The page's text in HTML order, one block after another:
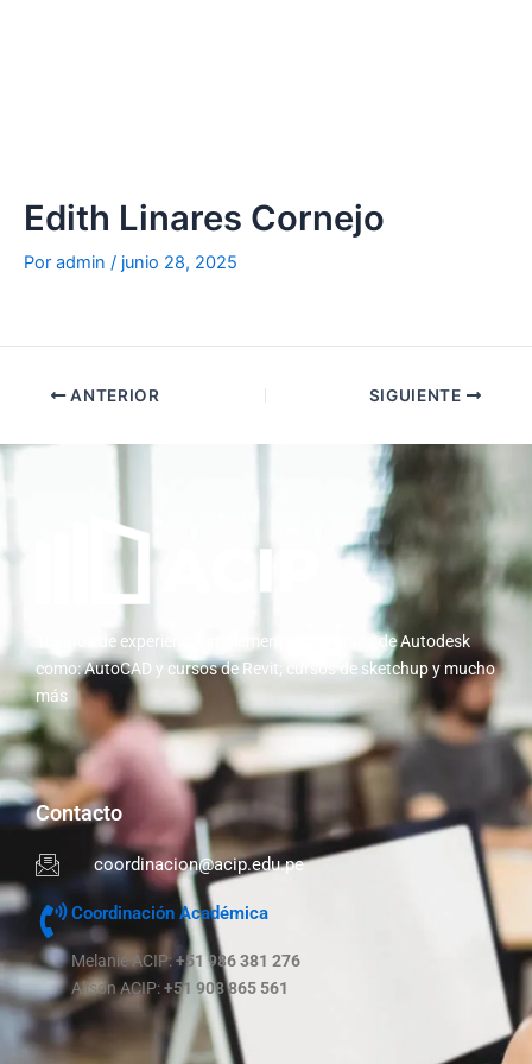
Edith Linares Cornejo
Por admin / junio 28, 2025
ANTERIOR SIGUIENTE
10 años de experiencia implementando cursos de Autodesk
como: AutoCAD y cursos de Revit; cursos de sketchup y mucho
más
Contacto
coordinacion@acip.edu.pe
Coordinación Académica
Melanie ACIP:+51 986 381 276
Alison ACIP:+51 908 865 561